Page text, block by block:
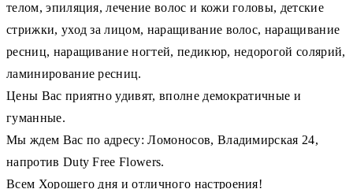
телом, эпиляция, лечение волос и кожи головы, детские
стрижки, уход за лицом, наращивание волос, наращивание
ресниц, наращивание ногтей, педикюр, недорогой солярий,
ламинирование ресниц.
Цены Вас приятно удивят, вполне демократичные и
гуманные.
Мы ждем Вас по адресу: Ломоносов, Владимирская 24,
напротив Duty Free Flowers.
Всем Хорошего дня и отличного настроения!